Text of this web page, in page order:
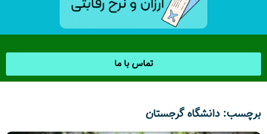
تماس با ما
برچسب: دانشگاه گرجستان